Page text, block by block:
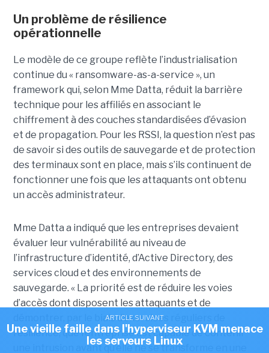
Un problème de résilience
opérationnelle
Le modèle de ce groupe reflète l’industrialisation
continue du « ransomware-as-a-service », un
framework qui, selon Mme Datta, réduit la barrière
technique pour les affiliés en associant le
chiffrement à des couches standardisées d’évasion
et de propagation. Pour les RSSI, la question n’est pas
de savoir si des outils de sauvegarde et de protection
des terminaux sont en place, mais s’ils continuent de
fonctionner une fois que les attaquants ont obtenu
un accès administrateur.
Mme Datta a indiqué que les entreprises devaient
évaluer leur vulnérabilité au niveau de
l’infrastructure d’identité, d’Active Directory, des
services cloud et des environnements de
sauvegarde. « La priorité est de réduire les voies
d’accès dont disposent les attaquants et de
démontrer, par le biais d’exercices réguliers de
résilience, que l’entreprise est capable de contenir
une intrusion avant qu’elle ne se transforme en une
ARTICLE SUIVANT
Une vieille faille dans l'hyperviseur KVM menace
les serveurs Linux